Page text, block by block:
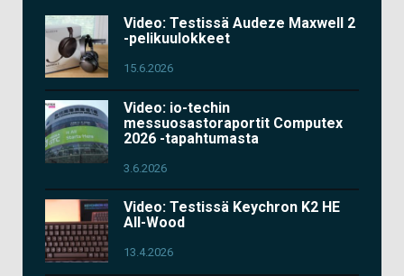
Video: Testissä Audeze Maxwell 2
-pelikuulokkeet
15.6.2026
Video: io-techin
messuosastoraportit Computex
2026 -tapahtumasta
3.6.2026
Video: Testissä Keychron K2 HE
All-Wood
13.4.2026